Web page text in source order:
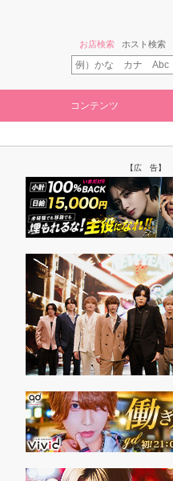
お店検索 ホスト検索
コンテンツ
【広 告】